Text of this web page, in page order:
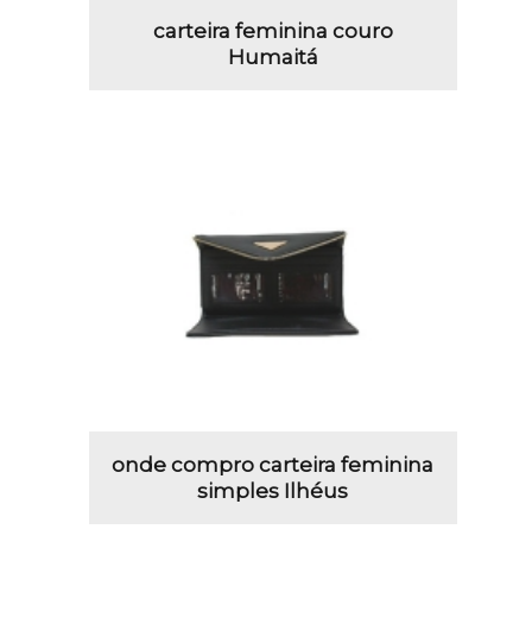
carteira feminina couro
Humaitá
onde compro carteira feminina
simples Ilhéus